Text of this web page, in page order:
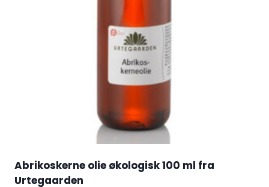
Abrikoskerne olie økologisk 100 ml fra
Urtegaarden